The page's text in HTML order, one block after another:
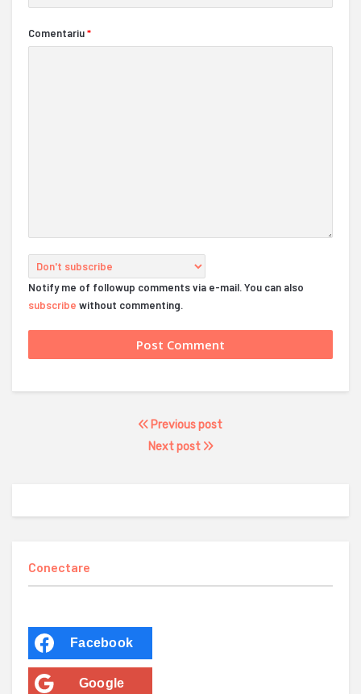
Comentariu*
Notify me of followup comments via e-mail. You can also
subscribe without commenting.
Previous post
Next post
Conectare
Facebook
Google